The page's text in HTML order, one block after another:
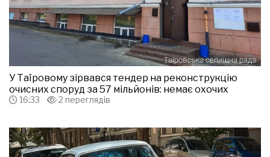
У Таїровому зірвався тендер на реконструкцію
очисних споруд за 57 мільйонів: немає охочих
16:33 2 переглядів